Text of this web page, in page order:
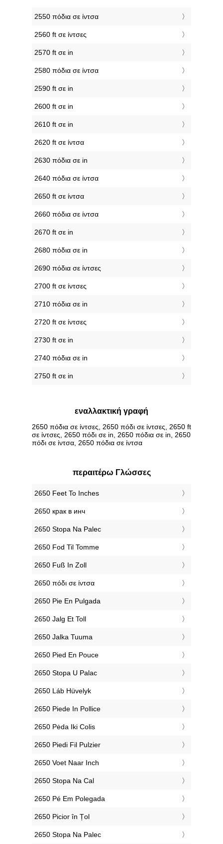
2550 πόδια σε ίντσα
2560 ft σε ίντσες
2570 ft σε in
2580 πόδια σε ίντσα
2590 ft σε in
2600 ft σε in
2610 ft σε in
2620 ft σε ίντσα
2630 πόδια σε in
2640 πόδια σε ίντσα
2650 ft σε ίντσα
2660 πόδια σε ίντσα
2670 ft σε in
2680 πόδια σε in
2690 πόδια σε ίντσες
2700 ft σε ίντσες
2710 πόδια σε in
2720 ft σε ίντσες
2730 ft σε in
2740 πόδια σε in
2750 ft σε in
εναλλακτική γραφή
2650 πόδια σε ίντσες, 2650 πόδι σε ίντσες, 2650 ft
σε ίντσες, 2650 πόδι σε in, 2650 πόδια σε in, 2650
πόδι σε ίντσα, 2650 πόδια σε ίντσα
περαιτέρω Γλώσσες
‎2650 Feet To Inches
‎2650 крак в инч
‎2650 Stopa Na Palec
‎2650 Fod Til Tomme
‎2650 Fuß In Zoll
‎2650 πόδι σε ίντσα
‎2650 Pie En Pulgada
‎2650 Jalg Et Toll
‎2650 Jalka Tuuma
‎2650 Pied En Pouce
‎2650 Stopa U Palac
‎2650 Láb Hüvelyk
‎2650 Piede In Pollice
‎2650 Pėda Iki Colis
‎2650 Piedi Fil Pulzier
‎2650 Voet Naar Inch
‎2650 Stopa Na Cal
‎2650 Pé Em Polegada
‎2650 Picior în Țol
‎2650 Stopa Na Palec